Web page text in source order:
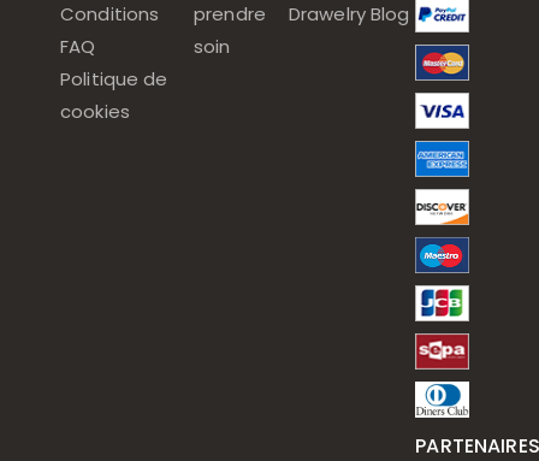
Conditions
FAQ
Politique de
cookies
prendre
soin
Drawelry Blog
PARTENAIRES